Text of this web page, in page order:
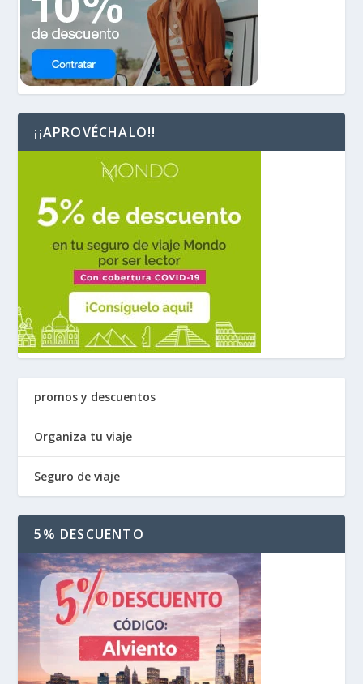
¡¡APROVÉCHALO!!
promos y descuentos
Organiza tu viaje
Seguro de viaje
5% DESCUENTO